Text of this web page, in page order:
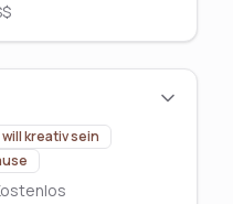
kreativ sein